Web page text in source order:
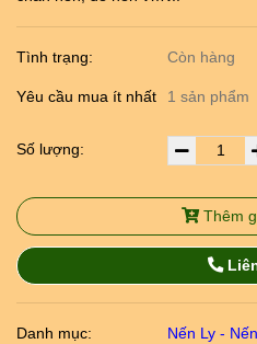
Tình trạng: Còn hàng
Yêu cầu mua ít nhất 1 sản phẩm
Số lượng:
Thêm
Danh mục: Nến Ly -